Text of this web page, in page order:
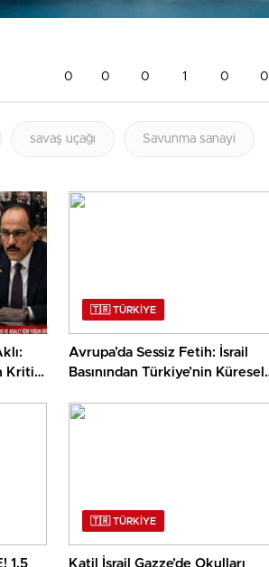
0 0 0 1 0 0
savaş uçağı Savunma sanayi
Kritik
🇹🇷 TÜRKİYE
Avrupa’da Sessiz Fetih: İsrail
Basınından Türkiye’nin Küresel
1,5
🇹🇷 TÜRKİYE
Katil İsrail Gazze’de Okulları